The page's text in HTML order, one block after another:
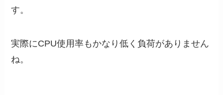
す。
実際にCPU使用率もかなり低く負荷がありません
ね。